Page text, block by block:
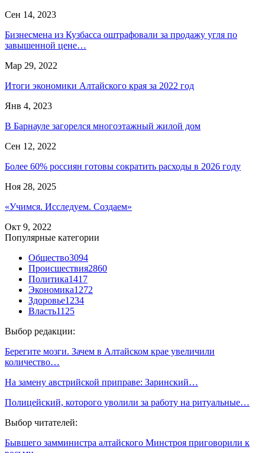
Сен 14, 2023
Бизнесмена из Кузбасса оштрафовали за продажу угля по
завышенной цене…
Мар 29, 2022
Итоги экономики Алтайского края за 2022 год
Янв 4, 2023
В Барнауле загорелся многоэтажный жилой дом
Сен 12, 2022
Более 60% россиян готовы сократить расходы в 2026 году
Ноя 28, 2025
«Учимся. Исследуем. Создаем»
Окт 9, 2022
Популярные категории
Общество3094
Происшествия2860
Политика1417
Экономика1272
Здоровье1234
Власть1125
Выбор редакции:
Берегите мозги. Зачем в Алтайском крае увеличили
количество…
На замену австрийской приправе: Заринский…
Полицейский, которого уволили за работу на ритуальные…
Выбор читателей:
Бывшего замминистра алтайского Минстроя приговорили к